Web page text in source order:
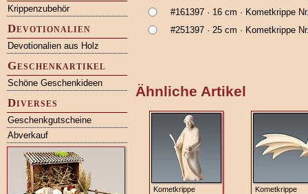
Krippenzubehör
Devotionalien
Devotionalien aus Holz
Geschenkartikel
Schöne Geschenkideen
Diverses
Geschenkgutscheine
Abverkauf
#161397 · 16 cm · Kometkrippe
#251397 · 25 cm · Kometkrippe
Ähnliche Artikel
Kometkrippe
Kometkrippe